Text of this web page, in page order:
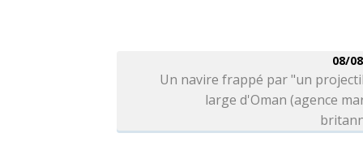
08/
Un navire frappé par "un
large d'Oman (agence